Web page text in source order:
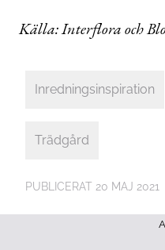
Källa: Interflora och
Inredningsinspiration
Trädgård
PUBLICERAT 20 MAJ 2021